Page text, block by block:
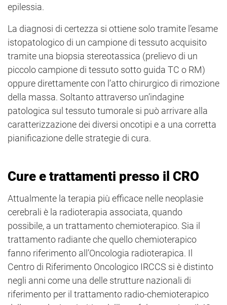
epilessia.
La diagnosi di certezza si ottiene solo tramite l’esame
istopatologico di un campione di tessuto acquisito
tramite una biopsia stereotassica (prelievo di un
piccolo campione di tessuto sotto guida TC o RM)
oppure direttamente con l’atto chirurgico di rimozione
della massa. Soltanto attraverso un’indagine
patologica sul tessuto tumorale si può arrivare alla
caratterizzazione dei diversi oncotipi e a una corretta
pianificazione delle strategie di cura.
Cure e trattamenti presso il CRO
Attualmente la terapia più efficace nelle neoplasie
cerebrali è la radioterapia associata, quando
possibile, a un trattamento chemioterapico. Sia il
trattamento radiante che quello chemioterapico
fanno riferimento all’Oncologia radioterapica. Il
Centro di Riferimento Oncologico IRCCS si è distinto
negli anni come una delle strutture nazionali di
riferimento per il trattamento radio-chemioterapico